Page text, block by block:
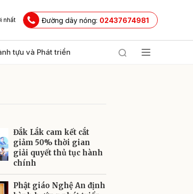
nhất Đường dây nóng: 02437674981
tựu và Phát triển
Đắk Lắk cam kết cắt
giảm 50% thời gian
giải quyết thủ tục hành
chính
Phật giáo Nghệ An định